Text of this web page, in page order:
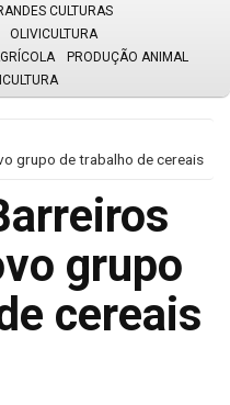
CULTURAS
OLIVICULTURA
PRODUÇÃO ANIMAL
grupo de trabalho de cereais
grupo
cereais